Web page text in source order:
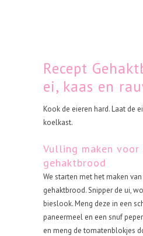
Recept
ei, kaas en
Kook de eieren hard. Laat de
koelkast.
Vulling maken voor
gehaktbrood
We starten met het maken
gehaktbrood. Snipper de ui,
bieslook. Meng deze in een
paneermeel en een snuf
en meng de tomatenblokjes